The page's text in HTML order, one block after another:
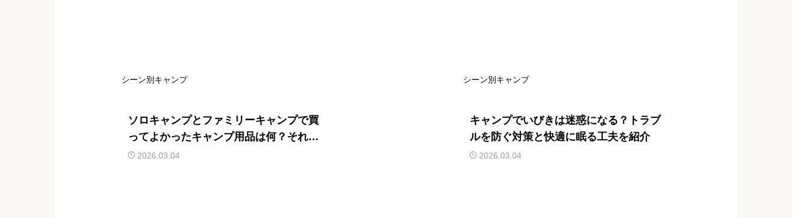
シーン別キャンプ
ソロキャンプとファミリーキャンプで買
ってよかったキャンプ用品は何？それぞ
れの便利アイテムを紹介
2026.03.04
シーン別キャンプ
キャンプでいびきは迷惑になる？トラブ
ルを防ぐ対策と快適に眠る工夫を紹介
2026.03.04